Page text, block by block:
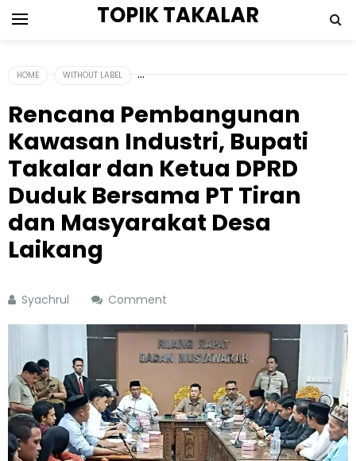
TOPIK TAKALAR
HOME WITHOUT LABEL
Rencana Pembangunan
Kawasan Industri, Bupati
Takalar dan Ketua DPRD
Duduk Bersama PT Tiran
dan Masyarakat Desa
Laikang
Syachrul Comment